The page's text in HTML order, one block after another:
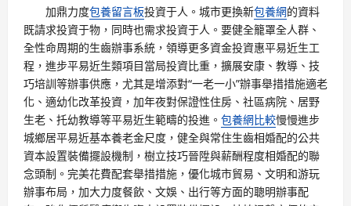
加鼎力度包養留言板投資于人。城市更換新包養網的資料
既請求投資于物，同時也需求投資于人。要健全籠罩全人群、
全性命周期的生齒辦事系統，領導更多資金投資惠平易近生工
程，進步平易近生類項目當局投資比重，擴展安康、教導、技
巧培訓等辦事供應，尤其是增添對“一老一小”辦事舉措措施適老
化、適幼化改革投資，加年夜對保證性住房、社區病院、居野
生老、托幼教導等平易近生範疇的投進。 包養網比較慢慢進步
城鄉居平易近基本養老金尺度，健全與常住生齒相婚配的公共
資本設置裝備擺設機制，樹立技巧晉陞與薪酬程度相婚配的聯
念頭制。完美花費配套舉措措施，優化城市貿易、文明和游玩
辦事布局，加大力度餐飲、文娛、出行等方面的聰明辦事配